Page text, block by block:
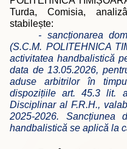
Turda, Comisia,
stabilește:
- sancționarea
(S.C.M. POLITEHNICA
activitatea handbalistică
data de 13.05.2026,
aduse arbitrilor în
dispozițiile art. 45.3 lit.
Disciplinar al F.R.H.,
2025-2026. Sancțiunea
handbalistică se aplică la